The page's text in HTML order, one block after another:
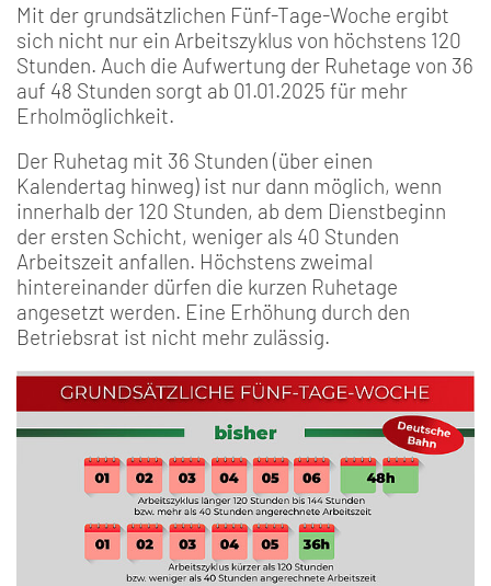
Mit der grundsätzlichen Fünf-Tage-Woche ergibt
sich nicht nur ein Arbeitszyklus von höchstens 120
Stunden. Auch die Aufwertung der Ruhetage von 36
auf 48 Stunden sorgt ab 01.01.2025 für mehr
Erholmöglichkeit.
Der Ruhetag mit 36 Stunden (über einen
Kalendertag hinweg) ist nur dann möglich, wenn
innerhalb der 120 Stunden, ab dem Dienstbeginn
der ersten Schicht, weniger als 40 Stunden
Arbeitszeit anfallen. Höchstens zweimal
hintereinander dürfen die kurzen Ruhetage
angesetzt werden. Eine Erhöhung durch den
Betriebsrat ist nicht mehr zulässig.